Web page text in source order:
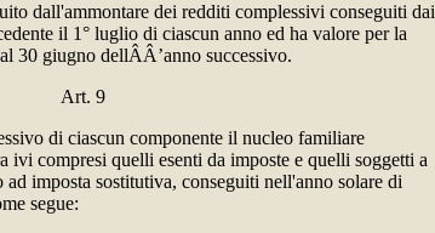
dall'ammontare dei redditi complessivi conseguiti dai
il 1° luglio di ciascun anno ed ha valore per la
30 giugno dellÂÂ’anno successivo.
Art. 9
di ciascun componente il nucleo familiare
ivi compresi quelli esenti da imposte e quelli soggetti a
imposta sostitutiva, conseguiti nell'anno solare di
segue: